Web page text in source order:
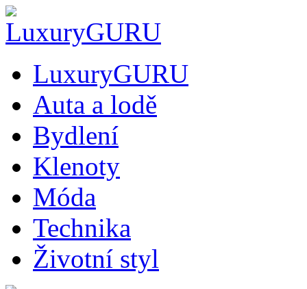
LuxuryGURU
Auta a lodě
Bydlení
Klenoty
Móda
Technika
Životní styl